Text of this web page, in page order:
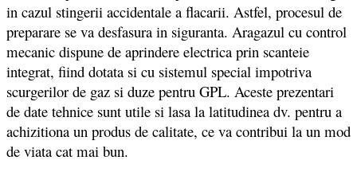
in cazul stingerii accidentale a flacarii. Astfel, procesul de
preparare se va desfasura in siguranta. Aragazul cu control
mecanic dispune de aprindere electrica prin scanteie
integrat, fiind dotata si cu sistemul special impotriva
scurgerilor de gaz si duze pentru GPL. Aceste prezentari
de date tehnice sunt utile si lasa la latitudinea dv. pentru a
achizitiona un produs de calitate, ce va contribui la un mod
de viata cat mai bun.